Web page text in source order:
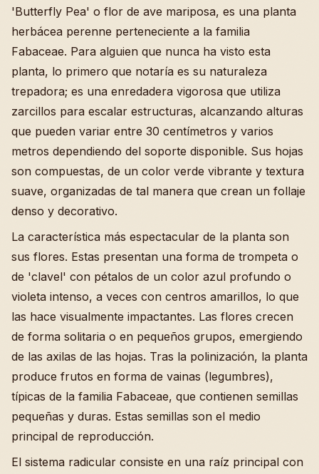
'Butterfly Pea' o flor de ave mariposa, es una planta
herbácea perenne perteneciente a la familia
Fabaceae. Para alguien que nunca ha visto esta
planta, lo primero que notaría es su naturaleza
trepadora; es una enredadera vigorosa que utiliza
zarcillos para escalar estructuras, alcanzando alturas
que pueden variar entre 30 centímetros y varios
metros dependiendo del soporte disponible. Sus hojas
son compuestas, de un color verde vibrante y textura
suave, organizadas de tal manera que crean un follaje
denso y decorativo.
La característica más espectacular de la planta son
sus flores. Estas presentan una forma de trompeta o
de 'clavel' con pétalos de un color azul profundo o
violeta intenso, a veces con centros amarillos, lo que
las hace visualmente impactantes. Las flores crecen
de forma solitaria o en pequeños grupos, emergiendo
de las axilas de las hojas. Tras la polinización, la planta
produce frutos en forma de vainas (legumbres),
típicas de la familia Fabaceae, que contienen semillas
pequeñas y duras. Estas semillas son el medio
principal de reproducción.
El sistema radicular consiste en una raíz principal con